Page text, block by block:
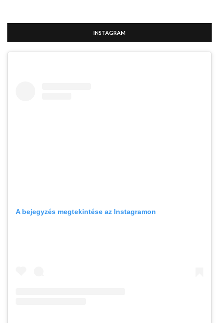
INSTAGRAM
A bejegyzés megtekintése az Instagramon